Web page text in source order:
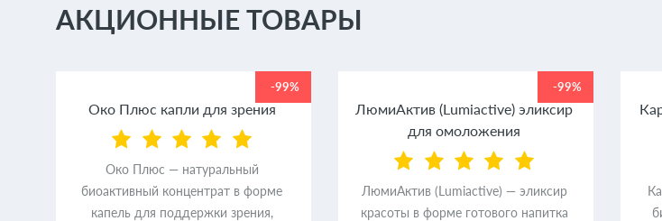
АКЦИОННЫЕ ТОВАРЫ
-99%
Око Плюс капли для зрения
Око Плюс — натуральный
биоактивный концентрат в форме
капель для поддержки зрения,
-99%
ЛюмиАктив (Lumiactive) эликсир
для омоложения
ЛюмиАктив (Lumiactive) — эликсир
красоты в форме готового напитка